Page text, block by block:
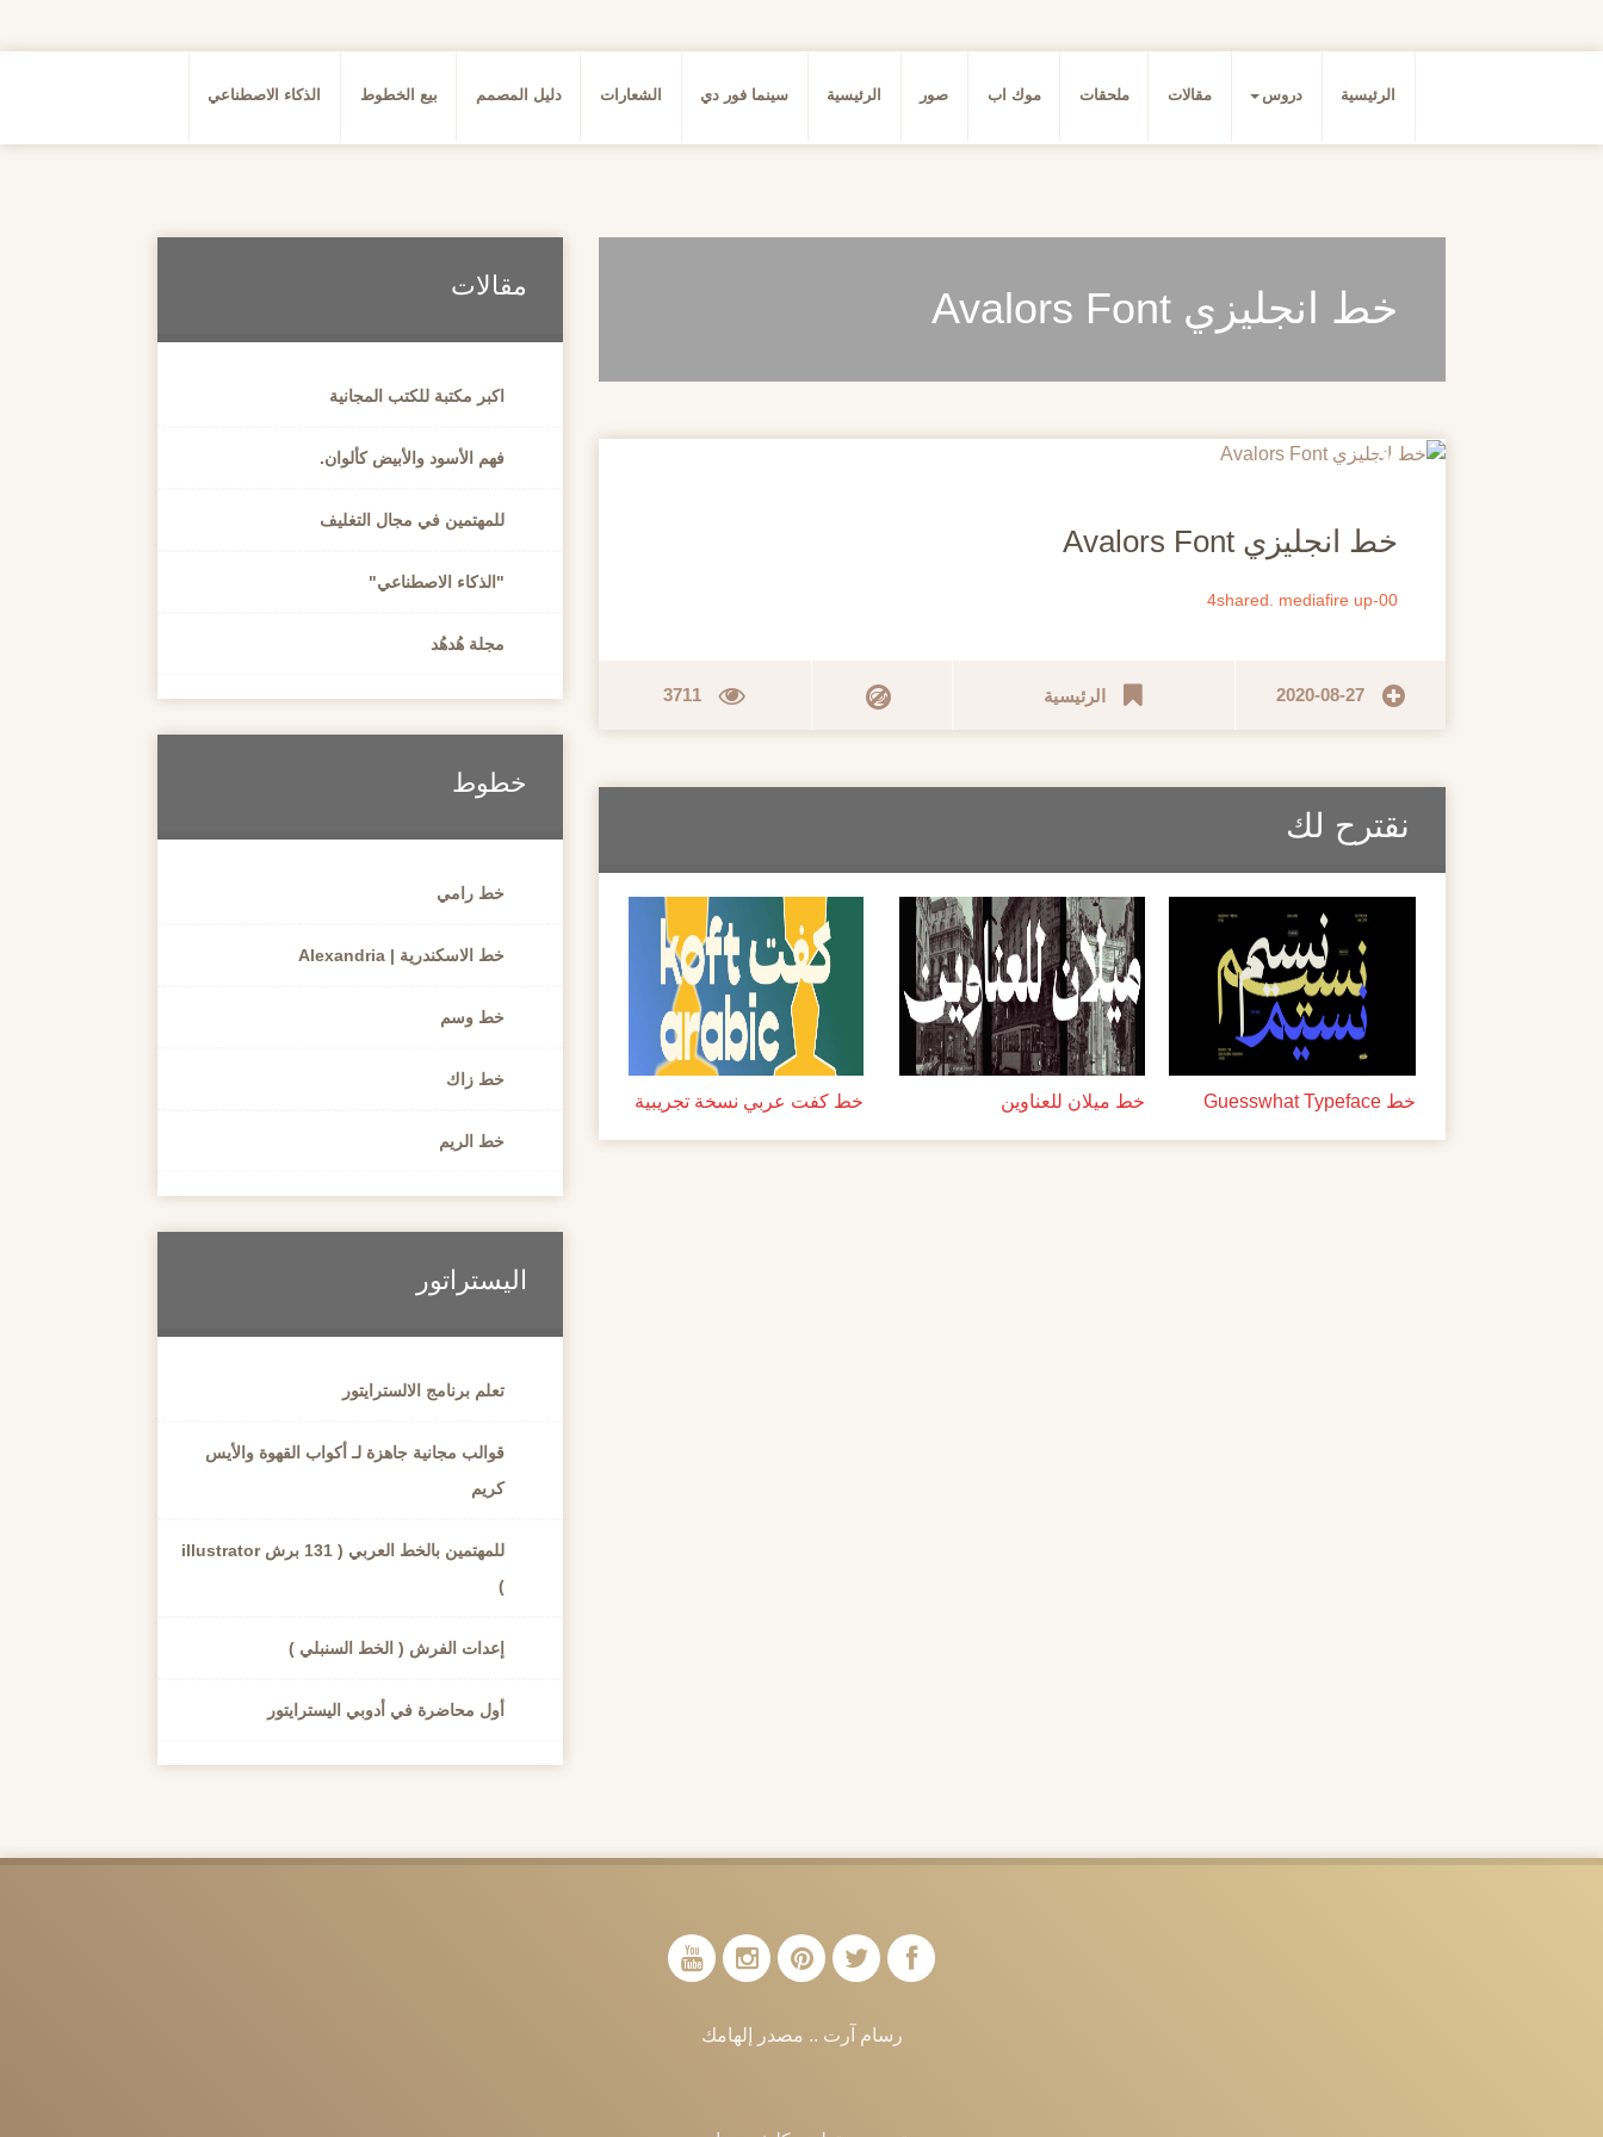
الرئيسية دروس مقالات ملحقات موك اب صور الرئيسية سينما فور دي الشعارات دليل المصمم بيع الخطوط الذكاء الاصطناعي
خط انجليزي Avalors Font
20
خط انجليزي Avalors Font
4shared. mediafire up-00
2020-08-27 الرئيسية 3711
نقترح لك
خط Guesswhat Typeface خط ميلان للعناوين خط كفت عربي نسخة تجريبية
مقالات
اكبر مكتبة للكتب المجانية
فهم الأسود والأبيض كألوان.
للمهتمين في مجال التغليف
"الذكاء الاصطناعي"
مجلة هُدهُد
خطوط
خط رامي
خط الاسكندرية | Alexandria
خط وسم
خط زاك
خط الريم
اليستراتور
تعلم برنامج الالسترايتور
قوالب مجانية جاهزة لـ أكواب القهوة والأيس
كريم
للمهتمين بالخط العربي ( 131 برش illustrator
)
إعدات الفرش ( الخط السنبلي )
أول محاضرة في أدوبي اليسترايتور
رسام آرت .. مصدر إلهامك